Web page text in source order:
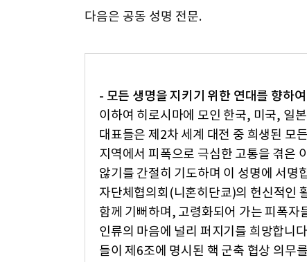
다음은 공동 성명 전문.
- 모든 생명을 지키기 위한 연대를 향하
이하여 히로시마에 모인 한국, 미국, 일
대표들은 제2차 세계 대전 중 희생된 모
지역에서 피폭으로 극심한 고통을 겪은
않기를 간절히 기도하며 이 성명에 서명
자단체협의회(니혼히단쿄)의 헌신적인
함께 기뻐하며, 고령화되어 가는 피폭자
인류의 마음에 널리 퍼지기를 희망합니
들이 제6조에 명시된 핵 군축 협상 의무